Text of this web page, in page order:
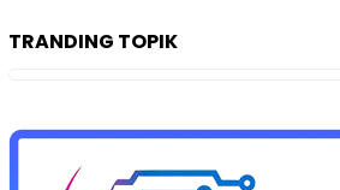
TRANDING TOPIK